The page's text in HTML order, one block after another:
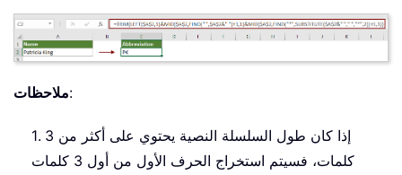
ملاحظات:
1. إذا كان طول السلسلة النصية يحتوي على أكثر من 3
كلمات، فسيتم استخراج الحرف الأول من أول 3 كلمات